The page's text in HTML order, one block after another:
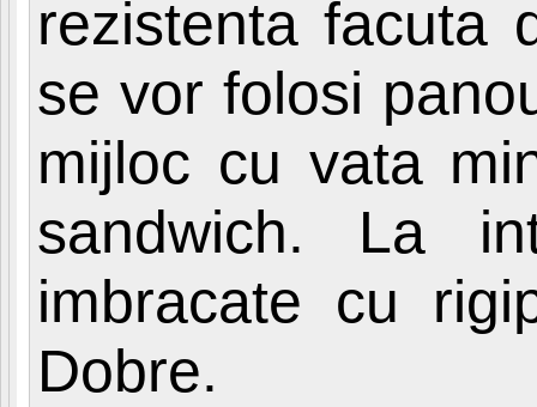
rezistenta facuta
se vor folosi
mijloc cu vata
sandwich. La
imbracate cu
Dobre.